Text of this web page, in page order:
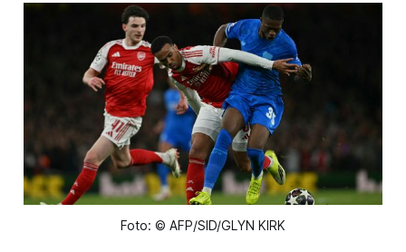
Foto: © AFP/SID/GLYN KIRK